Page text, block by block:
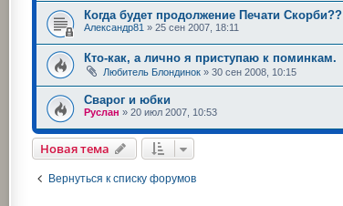
Когда будет продолжение Печати Скорби??
Александр81 » 25 сен 2007, 18:11
Кто-как, а лично я приступаю к поминкам.
Любитель Блондинок » 30 сен 2008, 10:15
Сварог и юбки
Руслан » 20 июл 2007, 10:53
Новая тема
Вернуться к списку форумов